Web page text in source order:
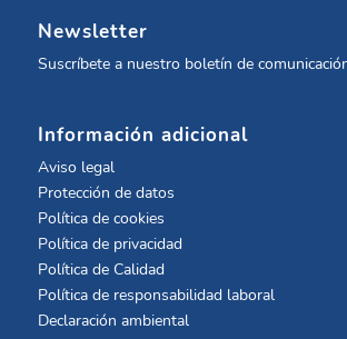
Newsletter
Suscríbete a nuestro boletín de
Información adicional
Aviso legal
Protección de datos
Política de cookies
Política de privacidad
Política de Calidad
Política de responsabilidad laboral
Declaración ambiental